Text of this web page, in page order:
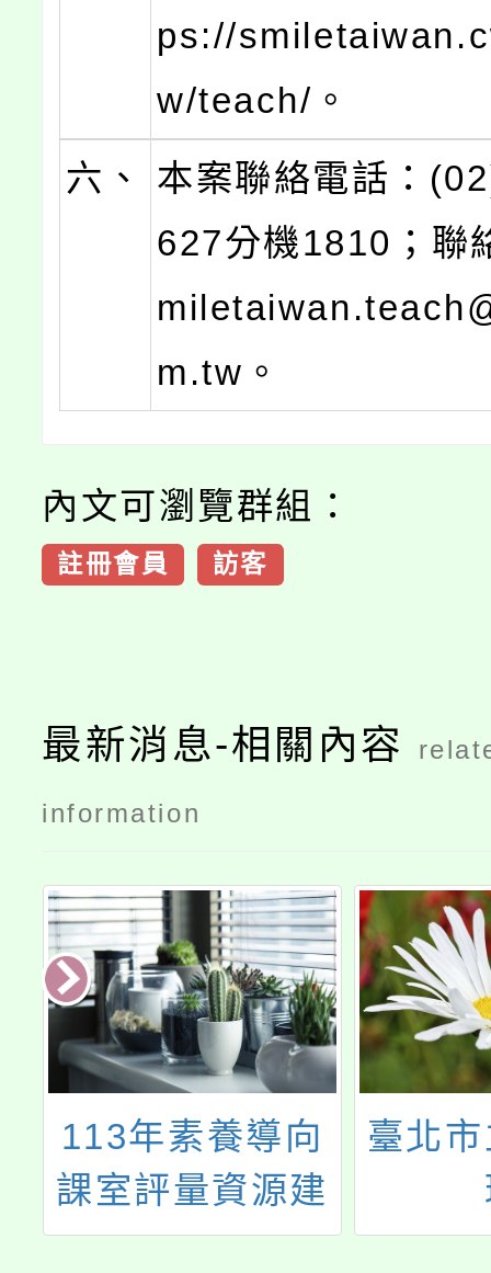
ps://
w/teach/。
六、
本案聯絡電話：
627分機1810；聯
m.tw。
內文可瀏覽群組：
註冊會員 訪客
最新消息-相關內容
information
臺北市立大學辦
理
「2024BestEducation-
桃園
度國
師本